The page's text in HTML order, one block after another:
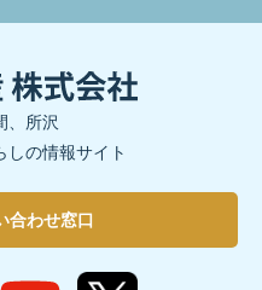
、所沢
しの情報サイト
合わせ窓口